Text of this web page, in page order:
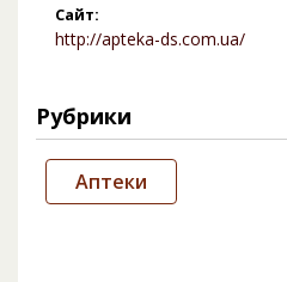
Сайт:
http://apteka-ds.com.ua/
Рубрики
Аптеки